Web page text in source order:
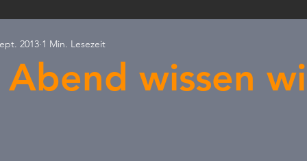
& Natur PRESSEANFRAGEN
wissen
2013 1 Min. Lesezeit
bewertet.